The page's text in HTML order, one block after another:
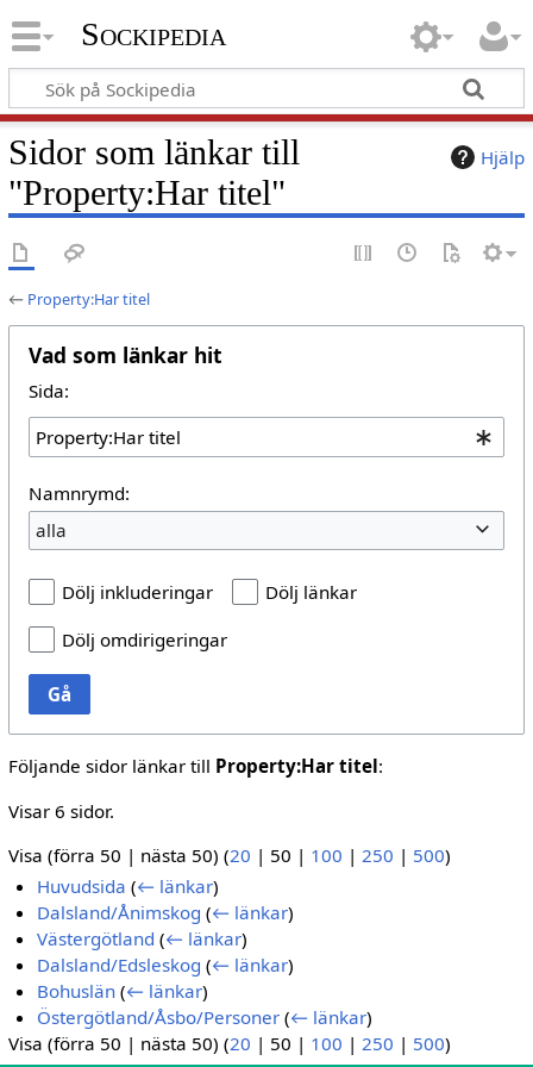
Sockipedia
Hjälp
Sidor som länkar till
"Property:Har titel"
← Property:Har titel
Vad som länkar hit
Sida:
Namnrymd:
alla
Dölj inkluderingar
Dölj länkar
Dölj omdirigeringar
Gå
Följande sidor länkar till Property:Har titel:
Visar 6 sidor.
Visa (förra 50 | nästa 50) (20 | 50 | 100 | 250 | 500)
Huvudsida (← länkar)
Dalsland/Ånimskog (← länkar)
Västergötland (← länkar)
Dalsland/Edsleskog (← länkar)
Bohuslän (← länkar)
Östergötland/Åsbo/Personer (← länkar)
Visa (förra 50 | nästa 50) (20 | 50 | 100 | 250 | 500)